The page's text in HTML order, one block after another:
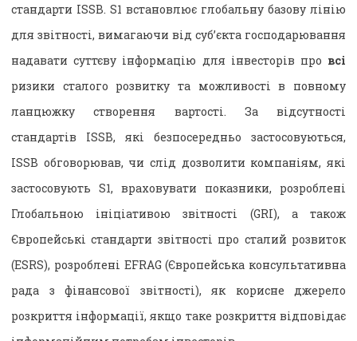
стандарти ISSB. S1 встановлює глобальну базову лінію
для звітності, вимагаючи від суб’єкта господарювання
надавати суттєву інформацію для інвесторів про всі
ризики сталого розвитку та можливості в повному
ланцюжку створення вартості. За відсутності
стандартів ISSB, які безпосередньо застосовуються,
ISSB обговорював, чи слід дозволити компаніям, які
застосовують S1, враховувати показники, розроблені
Глобальною ініціативою звітності (GRI), а також
Європейські стандарти звітності про сталий розвиток
(ESRS), розроблені EFRAG (Європейська консультативна
рада з фінансової звітності), як корисне джерело
розкриття інформації, якщо таке розкриття відповідає